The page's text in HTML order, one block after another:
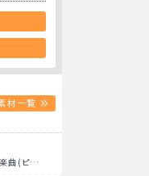
材一覧
楽曲(ピ…